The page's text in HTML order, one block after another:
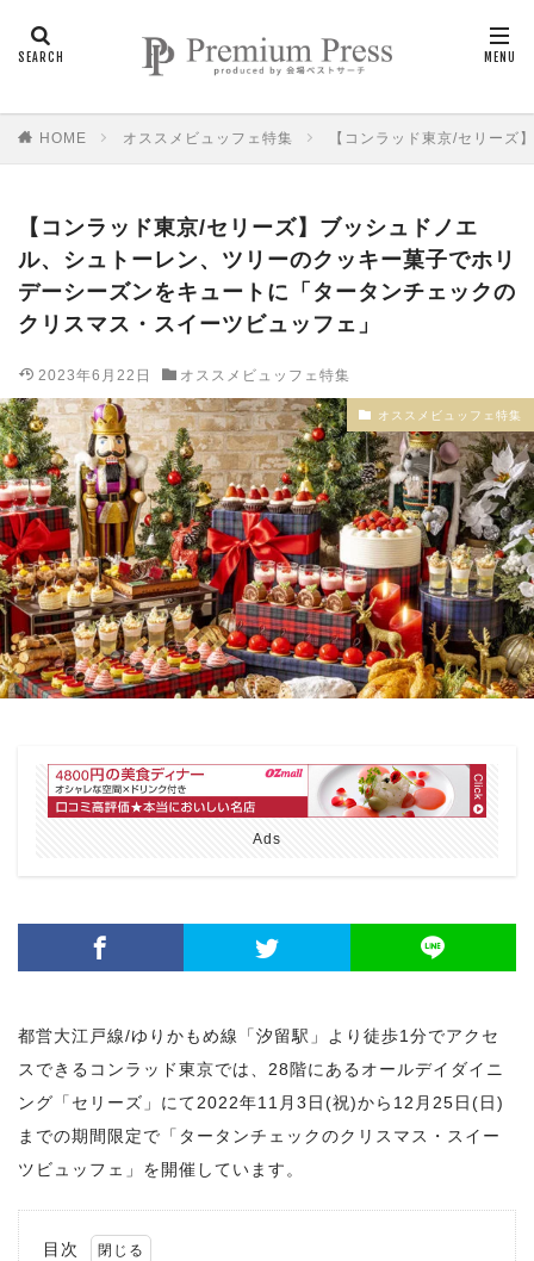
HOME オススメビュッフェ特集 【コンラッド東京/セリーズ
【コンラッド東京/セリーズ】ブッシュドノエ
ル、シュトーレン、ツリーのクッキー菓子でホリ
デーシーズンをキュートに「タータンチェックの
クリスマス・スイーツビュッフェ」
2023年6月22日 オススメビュッフェ特集
オススメビュッフェ特集
Ads
都営大江戸線/ゆりかもめ線「汐留駅」より徒歩1分でアクセ
スできるコンラッド東京では、28階にあるオールデイダイニ
ング「セリーズ」にて2022年11月3日(祝)から12月25日(日)
までの期間限定で「タータンチェックのクリスマス・スイー
ツビュッフェ」を開催しています。
目次